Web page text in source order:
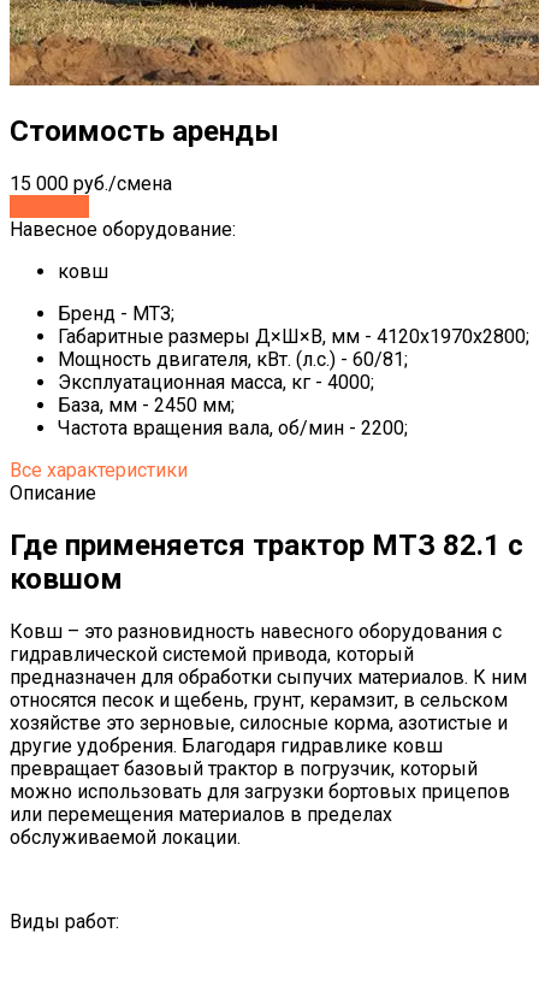
Стоимость аренды
15 000 руб./смена
Навесное оборудование:
ковш
Бренд - МТЗ;
Габаритные размеры Д×Ш×В, мм - 4120х1970х2800;
Мощность двигателя, кВт. (л.с.) - 60/81;
Эксплуатационная масса, кг - 4000;
База, мм - 2450 мм;
Частота вращения вала, об/мин - 2200;
Все характеристики
Описание
Где применяется трактор МТЗ 82.1 с
ковшом
Ковш – это разновидность навесного оборудования с
гидравлической системой привода, который
предназначен для обработки сыпучих материалов. К ним
относятся песок и щебень, грунт, керамзит, в сельском
хозяйстве это зерновые, силосные корма, азотистые и
другие удобрения. Благодаря гидравлике ковш
превращает базовый трактор в погрузчик, который
можно использовать для загрузки бортовых прицепов
или перемещения материалов в пределах
обслуживаемой локации.
Виды работ: